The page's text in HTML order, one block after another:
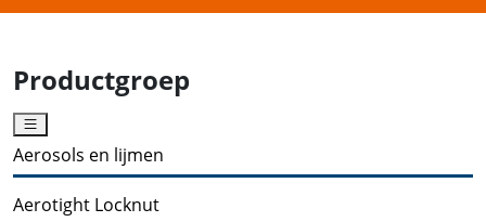
Productgroep
Aerosols en lijmen
Aerotight Locknut